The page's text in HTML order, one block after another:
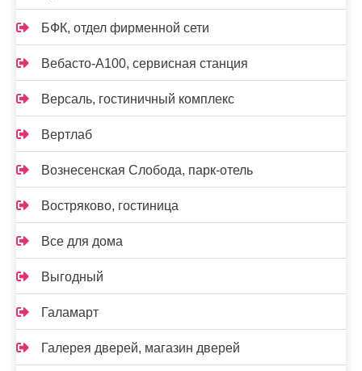
БФК, отдел фирменной сети
Вебасто-А100, сервисная станция
Версаль, гостиничный комплекс
Вертлаб
Вознесенская Слобода, парк-отель
Востряково, гостиница
Все для дома
Выгодный
Галамарт
Галерея дверей, магазин дверей